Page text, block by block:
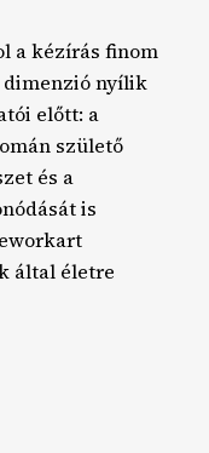
a kézírás finom
dimenzió nyílik
előtt: a
születő
és a
is
által életre